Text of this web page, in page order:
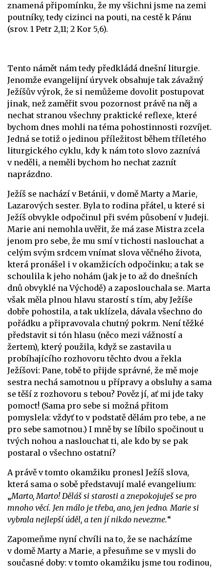
znamená připomínku, že my všichni jsme na zemi
poutníky, tedy cizinci na pouti, na cestě k Pánu
(srov. 1 Petr 2,11; 2 Kor 5,6).
Tento námět nám tedy předkládá dnešní liturgie.
Jenomže evangelijní úryvek obsahuje tak závažný
Ježíšův výrok, že si nemůžeme dovolit postupovat
jinak, než zaměřit svou pozornost právě na něj a
nechat stranou všechny praktické reflexe, které
bychom dnes mohli na téma pohostinnosti rozvíjet.
Jedná se totiž o jedinou příležitost během tříletého
liturgického cyklu, kdy k nám toto slovo zaznívá
v neděli, a neměli bychom ho nechat zaznít
naprázdno.
Ježíš se nachází v Betánii, v domě Marty a Marie,
Lazarových sester. Byla to rodina přátel, u které si
Ježíš obvykle odpočinul při svém působení v Judeji.
Marie ani nemohla uvěřit, že má zase Mistra zcela
jenom pro sebe, že mu smí v tichosti naslouchat a
celým svým srdcem vnímat slova věčného života,
která pronášel i v okamžicích odpočinku; a tak se
schoulila k jeho nohám (jak je to až do dnešních
dnů obvyklé na Východě) a zaposlouchala se. Marta
však měla plnou hlavu starostí s tím, aby Ježíše
dobře pohostila, a tak uklízela, dávala všechno do
pořádku a připravovala chutný pokrm. Není těžké
představit si tón hlasu (něco mezi vážností a
žertem), který použila, když se zastavila u
probíhajícího rozhovoru těchto dvou a řekla
Ježíšovi: Pane, tobě to přijde správné, že mě moje
sestra nechá samotnou u přípravy a obsluhy a sama
se těší z rozhovoru s tebou? Pověz jí, ať mi jde taky
pomoct! (Sama pro sebe si možná přitom
pomyslela: vždyť to v podstatě dělám pro tebe, a ne
pro sebe samotnou.) I mně by se líbilo spočinout u
tvých nohou a naslouchat ti, ale kdo by se pak
postaral o všechno ostatní?
A právě v tomto okamžiku pronesl Ježíš slova,
která sama o sobě představují malé evangelium:
„Marto, Marto! Děláš si starosti a znepokojuješ se pro
mnoho věcí. Jen málo je třeba, ano, jen jedno. Marie si
vybrala nejlepší úděl, a ten jí nikdo nevezme.“
Zapomeňme nyní chvíli na to, že se nacházíme
v domě Marty a Marie, a přesuňme se v mysli do
současné doby: v tomto okamžiku jsme tou rodinou,